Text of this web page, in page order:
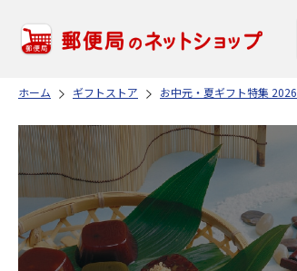
ホーム ギフトストア お中元・夏ギフト特集 2026